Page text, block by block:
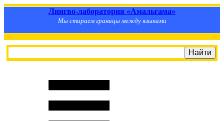
Лингво-лаборатория «Амальгама»
Мы стираем границы между языками